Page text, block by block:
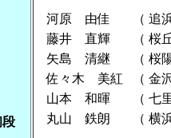
段
河原 由佳 （ 追
藤井 直輝
（ 桜
矢島 清継
（ 桜
佐々木 美紅
（ 金
山本 和暉
（ 七
丸山 鉄朗
（ 横